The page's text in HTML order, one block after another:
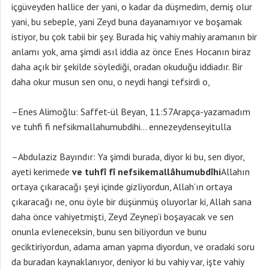
içgüveyden hallice der yani, o kadar da düşmedim, demiş olur
yani, bu sebeple, yani Zeyd buna dayanamıyor ve boşamak
istiyor, bu çok tabii bir şey. Burada hiç vahiy mahiy aramanın bir
anlamı yok, ama şimdi asıl iddia az önce Enes Hocanın biraz
daha açık bir şekilde söylediği, oradan okuduğu iddiadır. Bir
daha okur musun sen onu, o neydi hangi tefsirdi o,
–Enes Alimoğlu: Saffet-ül Beyan, 11:57Arapça-yazamadım
ve tuhfi fi nefsikmallahumubdihi… ennezeydenseyitulla
–Abdulaziz Bayındır: Ya şimdi burada, diyor ki bu, sen diyor,
ayeti kerimede ve tuhfî fî nefsikemallâhumubdîhiAllahın
ortaya çıkaracağı şeyi içinde gizliyordun, Allah’ın ortaya
çıkaracağı ne, onu öyle bir düşünmüş oluyorlar ki, Allah sana
daha önce vahiyetmişti, Zeyd Zeynep’i boşayacak ve sen
onunla evleneceksin, bunu sen biliyordun ve bunu
geciktiriyordun, adama aman yapma diyordun, ve oradaki soru
da buradan kaynaklanıyor, deniyor ki bu vahiy var, işte vahiy